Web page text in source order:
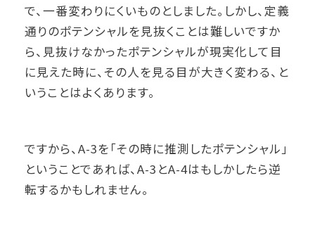
で、一番変わりにくいものとしました。しかし、定義
通りのポテンシャルを見抜くことは難しいですか
ら、見抜けなかったポテンシャルが現実化して目
に見えた時に、その人を見る目が大きく変わる、と
いうことはよくあります。
ですから、A-3を「その時に推測したポテンシャル」
ということであれば、A-3とA-4はもしかしたら逆
転するかもしれません。